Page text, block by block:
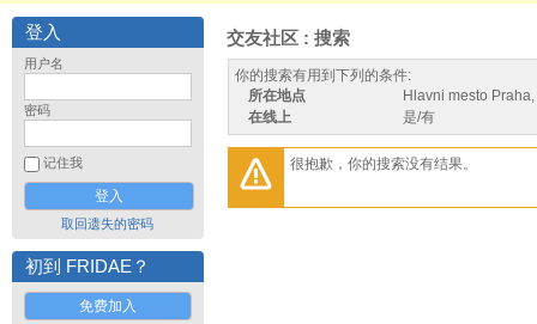
登入
用户名
密码
记住我
取回遗失的密码
初到 FRIDAE？
免费加入
交友社区 : 搜索
你的搜索有用到下列的条件:
所在地点
Hlavni mesto
在线上
是/有
很抱歉，你的搜索没有结果。